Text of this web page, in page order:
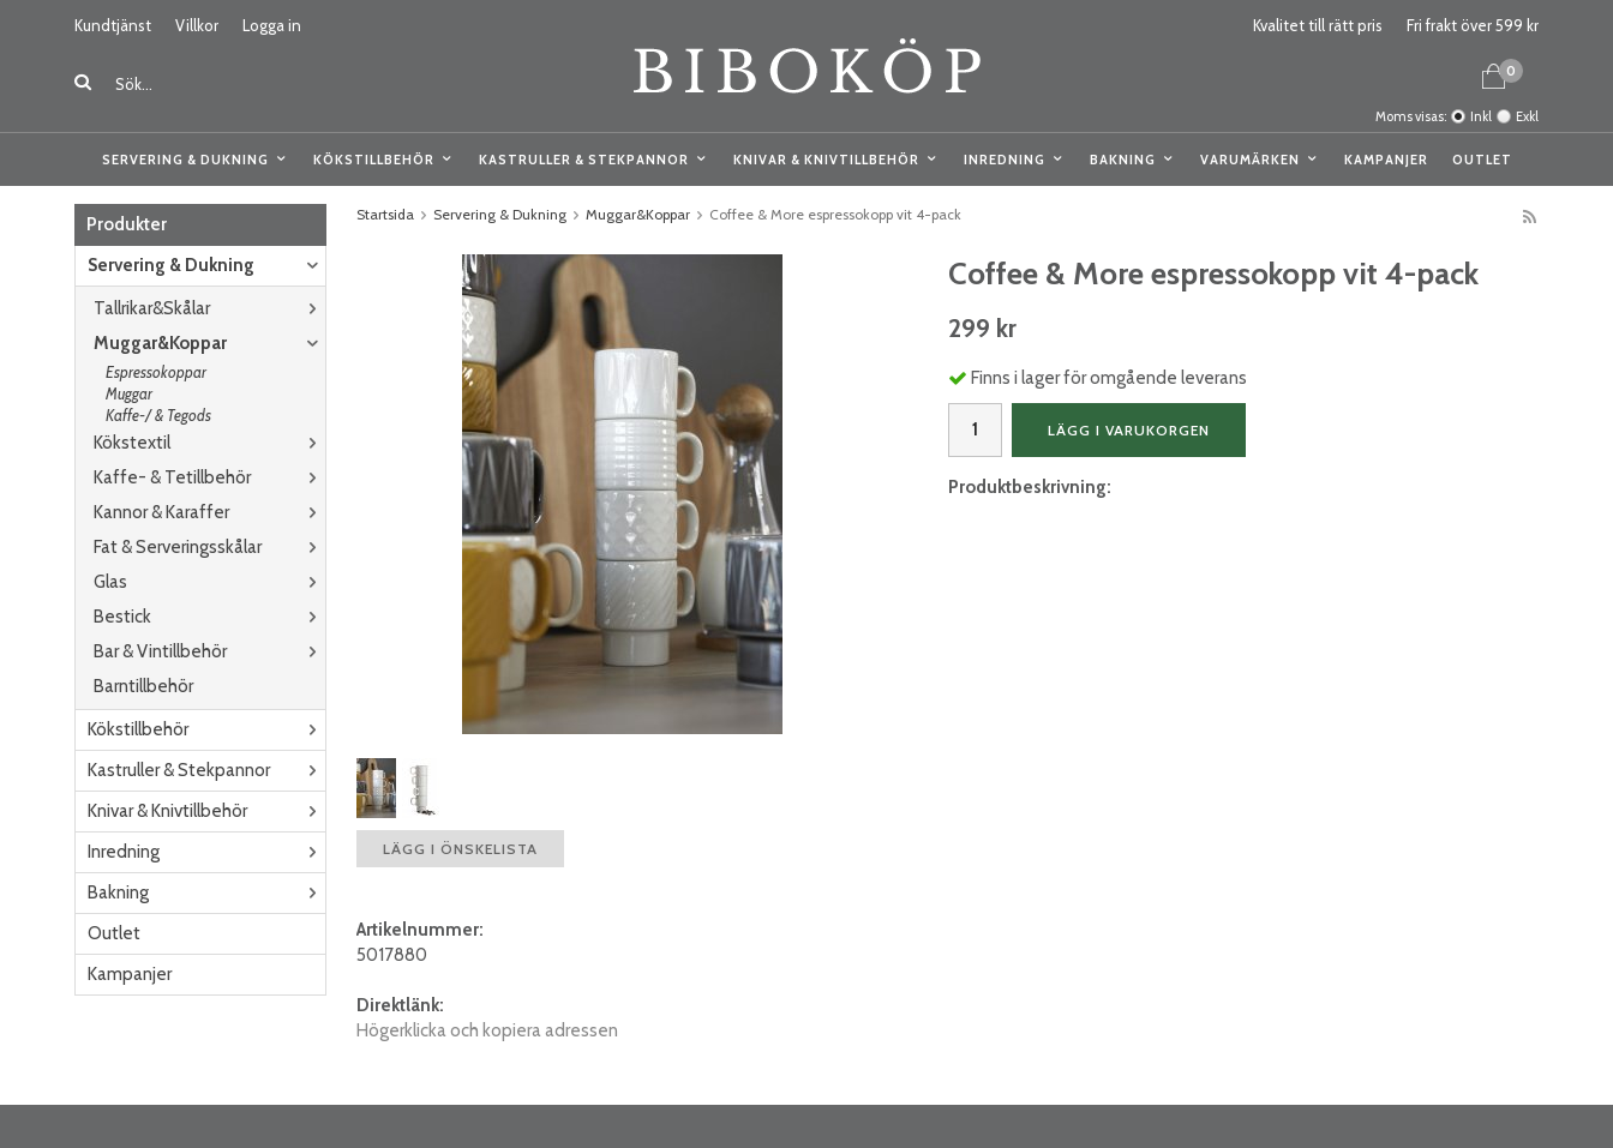
Kundtjänst Villkor Logga in Kvalitet till rätt pris Fri frakt över 599 kr
0
Moms visas: Inkl Exkl
SERVERING & DUKNING KÖKSTILLBEHÖR KASTRULLER & STEKPANNOR KNIVAR & KNIVTILLBEHÖR INREDNING BAKNING VARUMÄRKEN KAMPANJER OUTLET
Produkter
Servering & Dukning
Tallrikar&Skålar
Muggar&Koppar
Espressokoppar
Muggar
Kaffe-/ & Tegods
Kökstextil
Kaffe- & Tetillbehör
Kannor & Karaffer
Fat & Serveringsskålar
Glas
Bestick
Bar & Vintillbehör
Barntillbehör
Kökstillbehör
Kastruller & Stekpannor
Knivar & Knivtillbehör
Inredning
Bakning
Outlet
Kampanjer
Startsida Servering & Dukning Muggar&Koppar Coffee & More espressokopp vit 4-pack
Coffee & More espressokopp vit 4-pack
299 kr
Finns i lager för omgående leverans
LÄGG I VARUKORGEN
Produktbeskrivning:
LÄGG I ÖNSKELISTA
Artikelnummer:
5017880
Direktlänk:
Högerklicka och kopiera adressen